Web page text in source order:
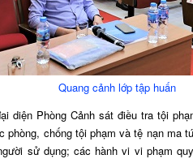
Quang cảnh lớp tập huấn
Phòng Cảnh sát điều tra tội
phòng, chống tội phạm và tệ nạn ma
sử dụng; các hành vi vi phạm